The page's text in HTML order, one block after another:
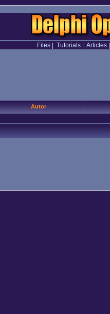
Files| Tutorials| Articles|
Autor